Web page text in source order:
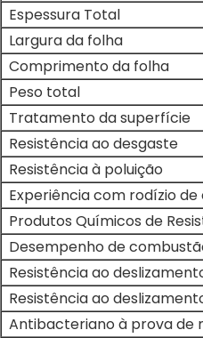
Espessura Total
Largura da folha
Comprimento da folha
Peso total
Tratamento da superfície
Resistência ao desgaste
Resistência à poluição
Experiência com rodízio
Produtos Químicos de
Desempenho de
Resistência ao
Resistência ao
Antibacteriano à prova de